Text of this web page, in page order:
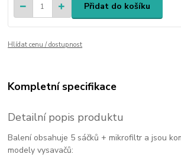
Přidat do košíku
Hlídat cenu / dostupnost
Kompletní specifikace
Detailní popis produktu
Balení obsahuje 5 sáčků + mikrofiltr a jsou
modely vysavačů: